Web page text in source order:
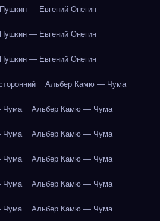
— Евгений Онегин
— Евгений Онегин
— Евгений Онегин
Альбер Камю — Чума
Чума Альбер Камю — Чума
Чума Альбер Камю — Чума
Чума Альбер Камю — Чума
Чума Альбер Камю — Чума
Чума Альбер Камю — Чума